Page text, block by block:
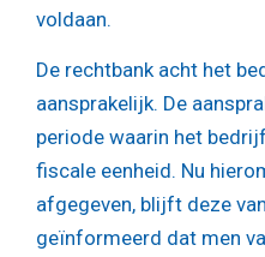
voldaan.
De rechtbank acht het
aansprakelijk. De
periode waarin het
fiscale eenheid. Nu
afgegeven, blijft deze
geïnformeerd dat men